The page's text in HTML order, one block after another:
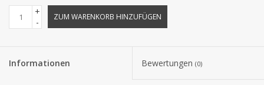
+
-
ZUM WARENKORB HINZUFÜGEN
Informationen Bewertungen (0)